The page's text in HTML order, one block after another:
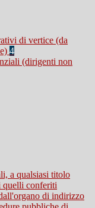
di vertice (da
4
(dirigenti non
a qualsiasi titolo
conferiti
di indirizzo